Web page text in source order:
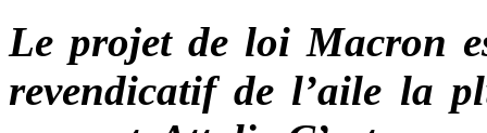
Le projet de loi Macron
revendicatif de l’aile la